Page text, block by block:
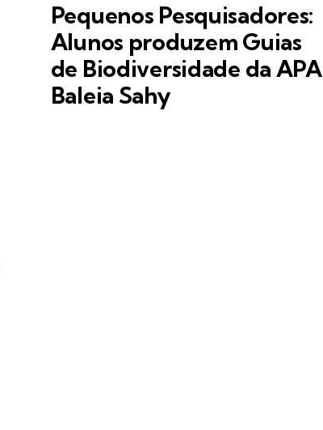
Pequenos Pesquisadores:
Alunos produzem Guias
de Biodiversidade da APA
Baleia Sahy